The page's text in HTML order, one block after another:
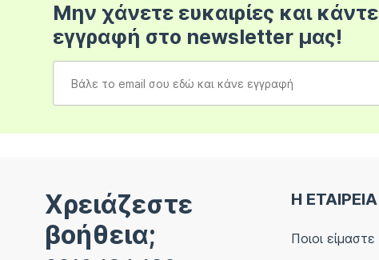
Μην χάνετε ευκαιρίες και κάντε
εγγραφή στο newsletter μας!
Χρειάζεστε
βοήθεια;
Η ΕΤΑΙΡΕΙΑ
Ποιοι είμαστε